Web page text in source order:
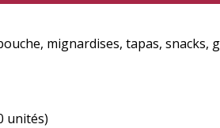
mignardises, tapas, snacks,
unités)